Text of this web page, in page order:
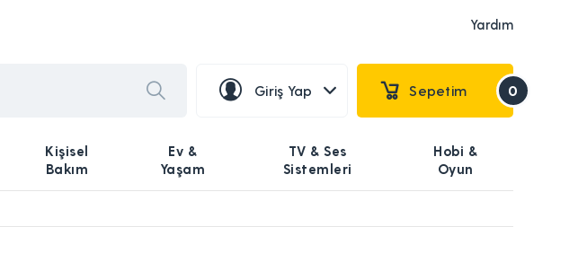
Yardım
Giriş Yap Sepetim 0
Kişisel
Bakım
Ev &
Yaşam
TV & Ses
Sistemleri
Hobi &
Oyun